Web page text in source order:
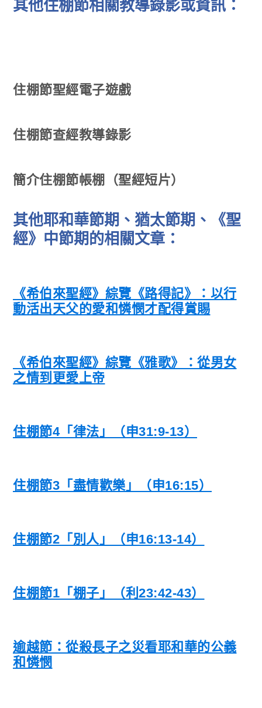
其他住棚節相關教導錄影或資訊：
住棚節聖經電子遊戲
住棚節查經教導錄影
簡介住棚節帳棚（聖經短片）
其他耶和華節期、猶太節期、《聖
經》中節期的相關文章：
《希伯來聖經》綜覽《路得記》：以行
動活出天父的愛和憐憫才配得賞賜
《希伯來聖經》綜覽《雅歌》：從男女
之情到更愛上帝
住棚節4「律法」（申31:9-13）
住棚節3「盡情歡樂」（申16:15）
住棚節2「別人」（申16:13-14）
住棚節1「棚子」（利23:42-43）
逾越節：從殺長子之災看耶和華的公義
和憐憫